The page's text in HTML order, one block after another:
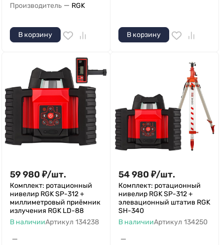
Производитель — RGK
В корзину В корзину
59 980 ₽/шт.
Комплект: ротационный
нивелир RGK SP-312 +
миллиметровый приёмник
излучения RGK LD-88
В наличииАртикул 134238
—
54 980 ₽/шт.
Комплект: ротационный
нивелир RGK SP-312 +
элевационный штатив RGK
SH-340
В наличииАртикул 134250
—